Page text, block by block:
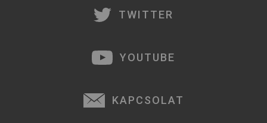
TWITTER
YOUTUBE
KAPCSOLAT